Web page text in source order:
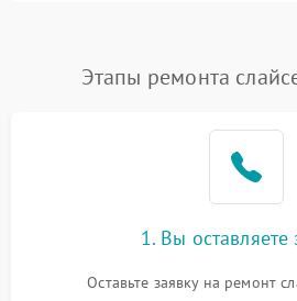
Этапы ремонта
1. Вы оставляете
Оставьте заявку на ремонт